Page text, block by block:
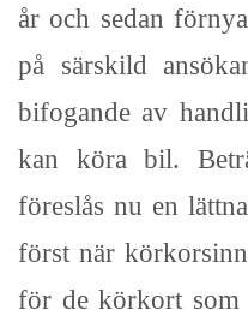
år och sedan
på särskild
bifogande av
kan köra bil.
föreslås nu en
först när
för de körkort